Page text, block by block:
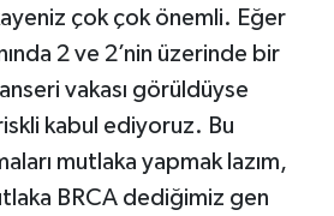
çok çok önemli. Eğer
2 ve 2’nin üzerinde bir
vakası görüldüyse
kabul ediyoruz. Bu
mutlaka yapmak lazım,
BRCA dediğimiz gen